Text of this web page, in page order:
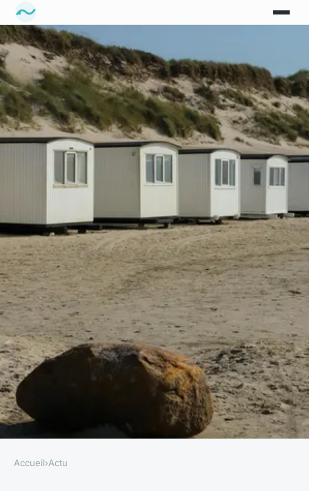
Accueil›Actu